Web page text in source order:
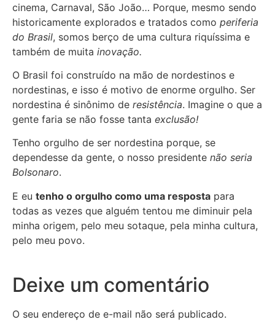
cinema, Carnaval, São João… Porque, mesmo sendo
historicamente explorados e tratados como periferia
do Brasil, somos berço de uma cultura riquíssima e
também de muita inovação.
O Brasil foi construído na mão de nordestinos e
nordestinas, e isso é motivo de enorme orgulho. Ser
nordestina é sinônimo de resistência. Imagine o que a
gente faria se não fosse tanta exclusão!
Tenho orgulho de ser nordestina porque, se
dependesse da gente, o nosso presidente não seria
Bolsonaro.
E eu tenho o orgulho como uma resposta para
todas as vezes que alguém tentou me diminuir pela
minha origem, pelo meu sotaque, pela minha cultura,
pelo meu povo.
Deixe um comentário
O seu endereço de e-mail não será publicado.